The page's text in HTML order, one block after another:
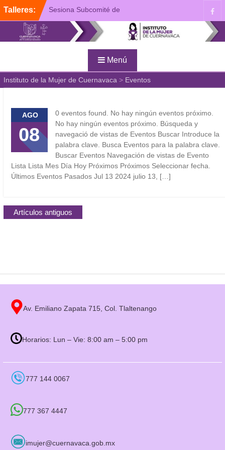
contenido
Talleres:
Sesiona Subcomité de
Igualdad y Perspectiva de
Género del Ayuntamiento
de Cuernavaca
Plática de Prevención de la
Violencia de Género
Presentan “Busqueda y
Reconciliación”, Tercera
Menú
Instituto de la Mujer de Cuernavaca> Eventos
AGO
08
0 eventos found. No hay ningún eventos próximo.
No hay ningún eventos próximo. Búsqueda y
navegació de vistas de Eventos Buscar Introduce la
palabra clave. Busca Eventos para la palabra clave.
Buscar Eventos Navegación de vistas de Evento
Lista Lista Mes Día Hoy Próximos Próximos Seleccionar fecha.
Últimos Eventos Pasados Jul 13 2024 julio 13, […]
Navegación
de
Artículos antiguos
Av. Emiliano Zapata 715, Col. Tlaltenango
Horarios: Lun – Vie: 8:00 am – 5:00 pm
777 144 0067
777 367 4447
imujer@cuernavaca.gob.mx